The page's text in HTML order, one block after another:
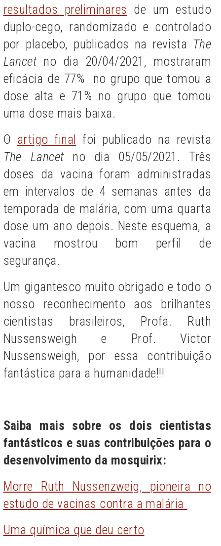
resultados preliminares de um estudo
duplo-cego, randomizado e controlado
por placebo, publicados na revista The
Lancet no dia 20/04/2021, mostraram
eficácia de 77% no grupo que tomou a
dose alta e 71% no grupo que tomou
uma dose mais baixa.
O artigofinal foi publicado na revista
The Lancet no dia 05/05/2021. Três
doses da vacina foram administradas
em intervalos de 4 semanas antes da
temporada de malária, com uma quarta
dose um ano depois. Neste esquema, a
vacina mostrou bom perfil de
segurança.
Um gigantesco muito obrigado e todo o
nosso reconhecimento aos brilhantes
cientistas brasileiros, Profa. Ruth
Nussensweigh e Prof. Victor
Nussensweigh, por essa contribuição
fantástica para a humanidade!!!
Saiba mais sobre os dois cientistas
fantásticos e suas contribuições para o
desenvolvimento da mosquirix:
Morre Ruth Nussenzweig, pioneira no
estudo de vacinas contra a malária
Uma química que deu certo